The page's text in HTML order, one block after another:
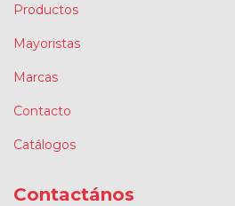
Productos
Mayoristas
Marcas
Contacto
Catálogos
Contactános